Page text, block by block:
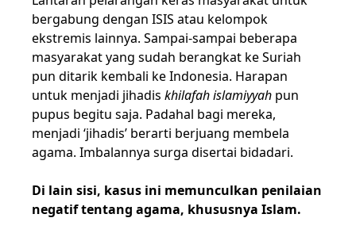
bergabung dengan ISIS atau kelompok
ekstremis lainnya. Sampai-sampai beberapa
masyarakat yang sudah berangkat ke Suriah
pun ditarik kembali ke Indonesia. Harapan
untuk menjadi jihadis khilafah islamiyyah pun
pupus begitu saja. Padahal bagi mereka,
menjadi ‘jihadis’ berarti berjuang membela
agama. Imbalannya surga disertai bidadari.
Di lain sisi, kasus ini memunculkan penilaian
negatif tentang agama, khususnya Islam.